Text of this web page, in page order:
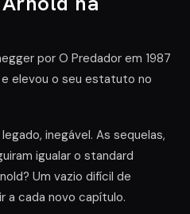
por O Predador em 1987
elevou o seu estatuto no
inegável. As sequelas,
igualar o standard
Um vazio difícil de
a cada novo capítulo.